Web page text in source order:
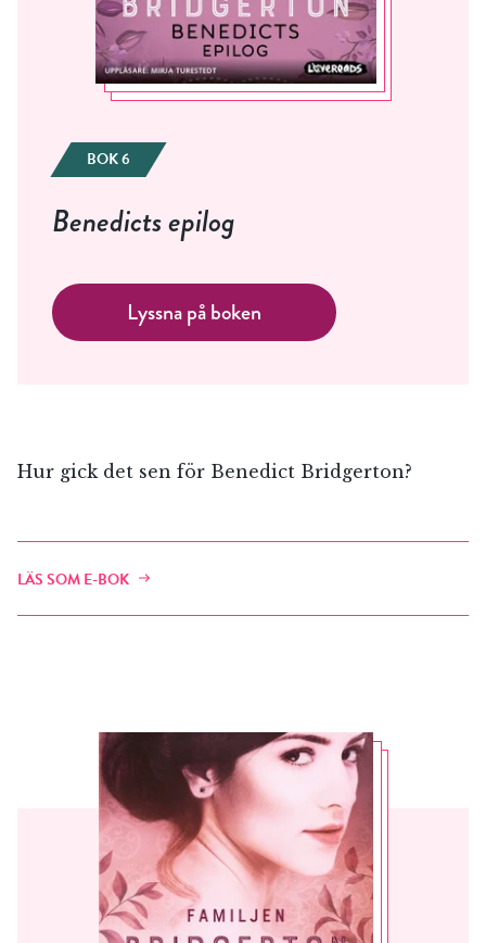
BOK 6
Benedicts epilog
Lyssna på boken
Hur gick det sen för Benedict Bridgerton?
LÄS SOM E-BOK